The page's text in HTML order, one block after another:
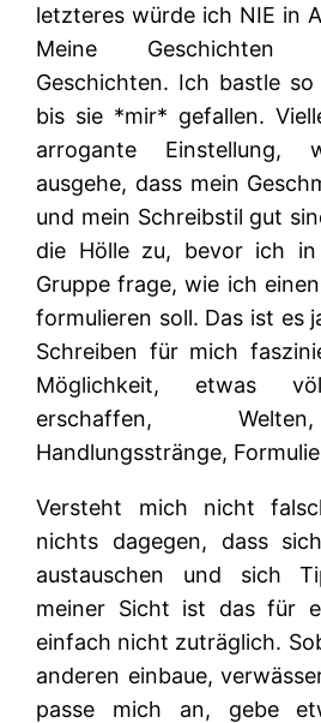
letzteres würde ich NIE in
Meine Geschichten
Geschichten. Ich bastle
bis sie *mir* gefallen.
arrogante
ausgehe, dass mein
und mein Schreibstil gut
die Hölle zu, bevor ich in
Gruppe frage, wie ich
formulieren soll. Das ist es
Schreiben für mich
Möglichkeit, etwas
erschaffen,
Handlungsstränge,
Versteht mich nicht
nichts dagegen, dass
austauschen und sich
meiner Sicht ist das für
einfach nicht zuträglich.
anderen einbaue,
passe mich an, gebe